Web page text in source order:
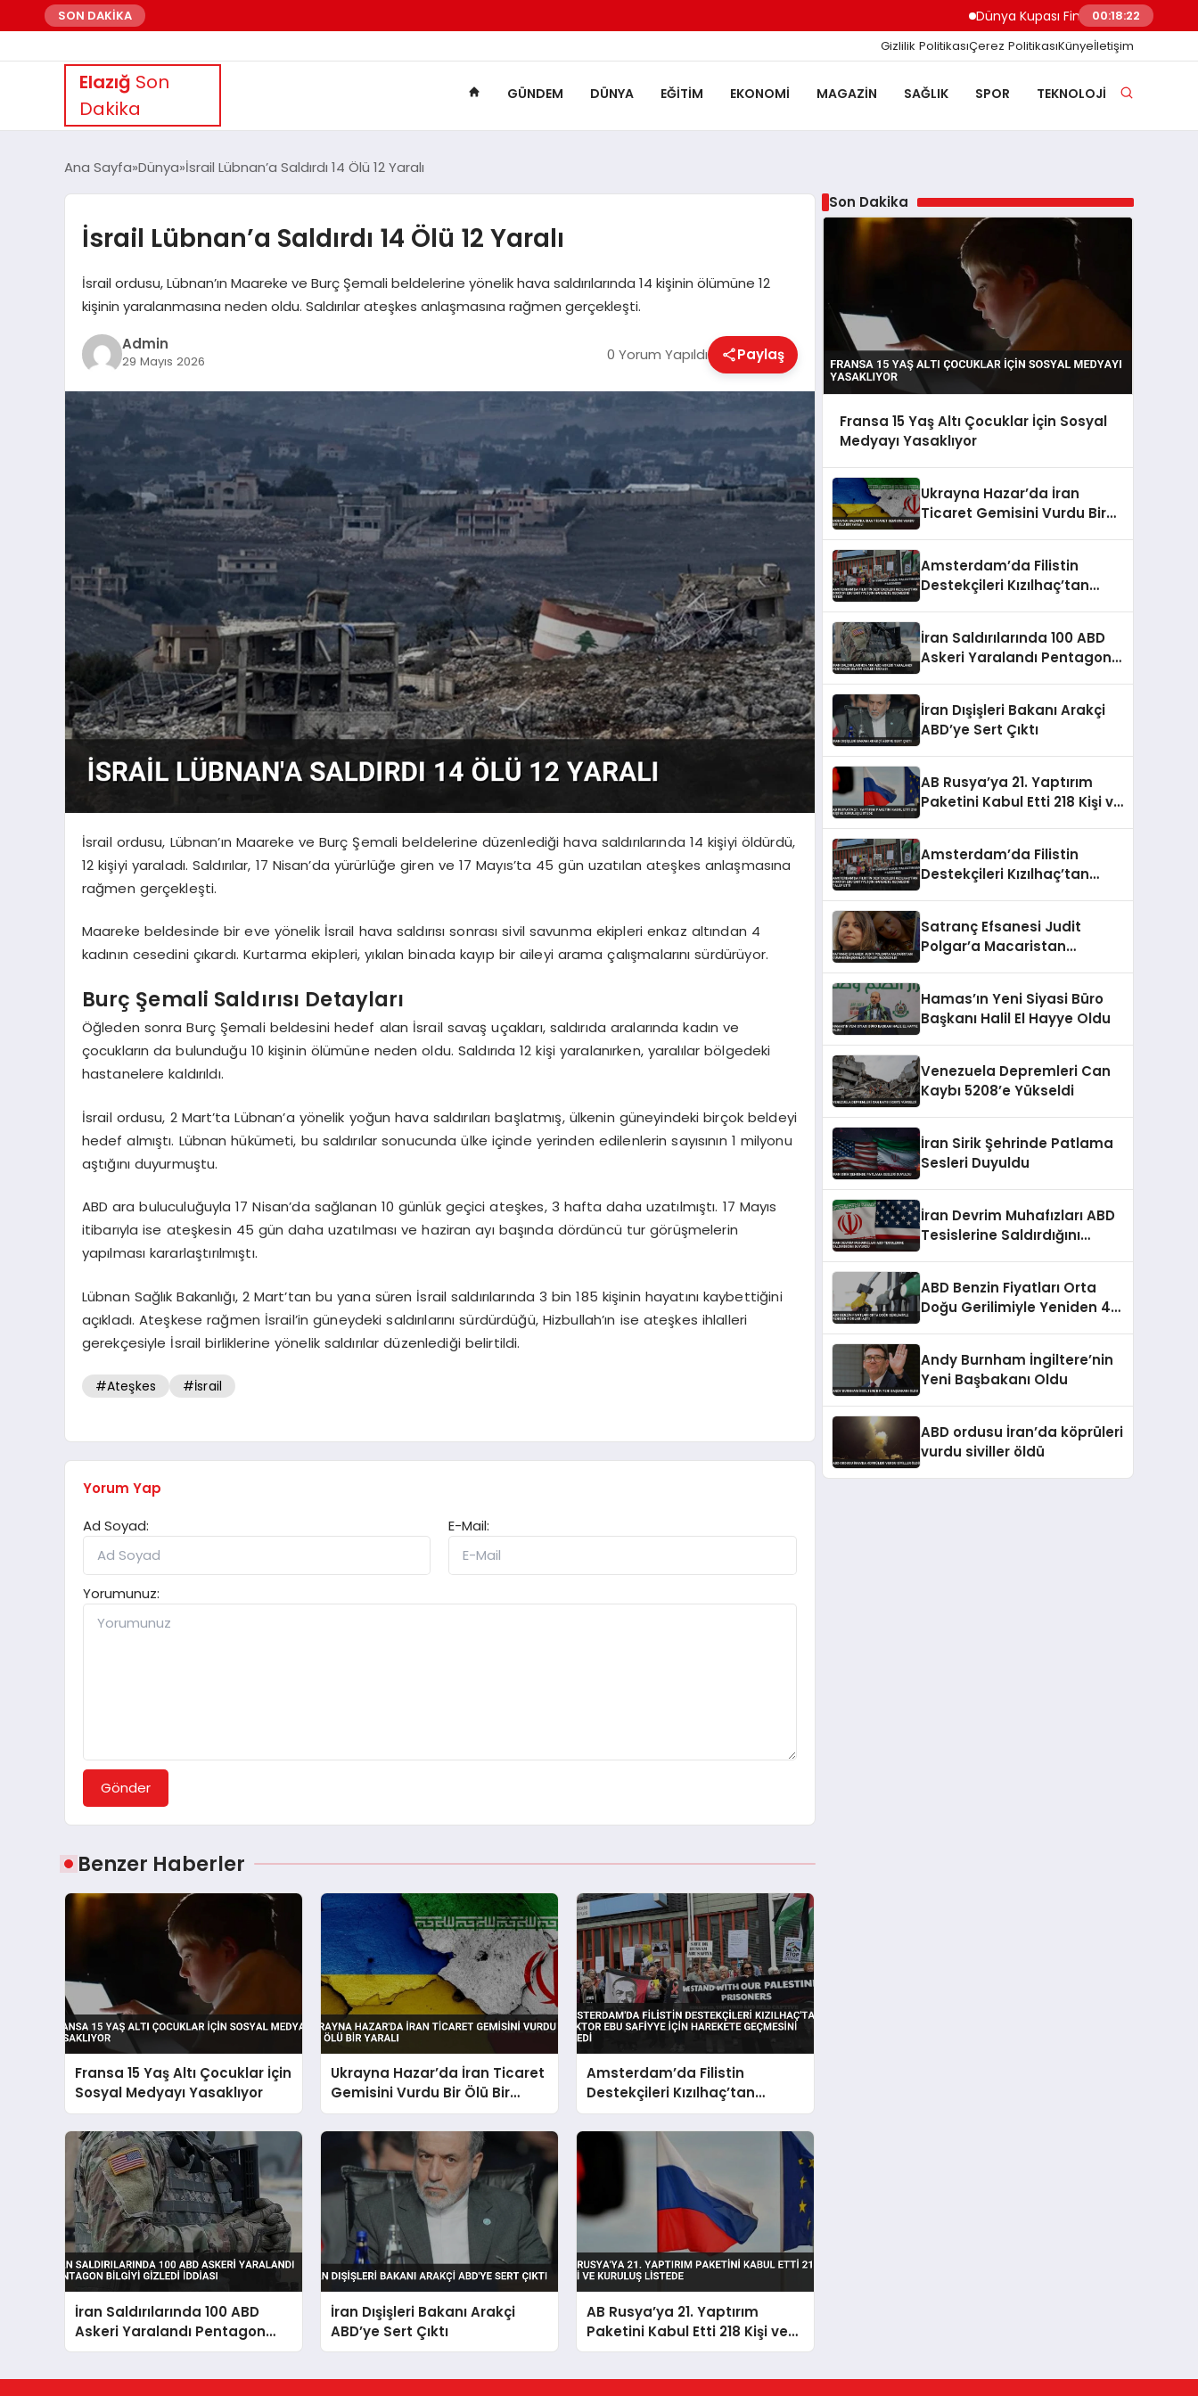
SON DAKİKA Dünya Kupası Finali Öncesi Yasa Dışı
00:18:23
Gizlilik PolitikasıÇerez PolitikasıKünyeİletişim
Elazığ Son
Dakika
GÜNDEM DÜNYA EĞITIM EKONOMI MAGAZIN SAĞLIK SPOR TEKNOLOJI
Ana Sayfa Dünya İsrail Lübnan’a Saldırdı 14 Ölü 12 Yaralı
İsrail Lübnan’a Saldırdı 14 Ölü 12 Yaralı
İsrail ordusu, Lübnan’ın Maareke ve Burç Şemali beldelerine yönelik hava saldırılarında 14 kişinin ölümüne 12
kişinin yaralanmasına neden oldu. Saldırılar ateşkes anlaşmasına rağmen gerçekleşti.
Admin
29 Mayıs 2026 0 Yorum Yapıldı Paylaş
İsrail ordusu, Lübnan’ın Maareke ve Burç Şemali beldelerine düzenlediği hava saldırılarında 14 kişiyi öldürdü,
12 kişiyi yaraladı. Saldırılar, 17 Nisan’da yürürlüğe giren ve 17 Mayıs’ta 45 gün uzatılan ateşkes anlaşmasına
rağmen gerçekleşti.
Maareke beldesinde bir eve yönelik İsrail hava saldırısı sonrası sivil savunma ekipleri enkaz altından 4
kadının cesedini çıkardı. Kurtarma ekipleri, yıkılan binada kayıp bir aileyi arama çalışmalarını sürdürüyor.
Burç Şemali Saldırısı Detayları
Öğleden sonra Burç Şemali beldesini hedef alan İsrail savaş uçakları, saldırıda aralarında kadın ve
çocukların da bulunduğu 10 kişinin ölümüne neden oldu. Saldırıda 12 kişi yaralanırken, yaralılar bölgedeki
hastanelere kaldırıldı.
İsrail ordusu, 2 Mart’ta Lübnan’a yönelik yoğun hava saldırıları başlatmış, ülkenin güneyindeki birçok beldeyi
hedef almıştı. Lübnan hükümeti, bu saldırılar sonucunda ülke içinde yerinden edilenlerin sayısının 1 milyonu
aştığını duyurmuştu.
ABD ara buluculuğuyla 17 Nisan’da sağlanan 10 günlük geçici ateşkes, 3 hafta daha uzatılmıştı. 17 Mayıs
itibarıyla ise ateşkesin 45 gün daha uzatılması ve haziran ayı başında dördüncü tur görüşmelerin
yapılması kararlaştırılmıştı.
Lübnan Sağlık Bakanlığı, 2 Mart’tan bu yana süren İsrail saldırılarında 3 bin 185 kişinin hayatını kaybettiğini
açıkladı. Ateşkese rağmen İsrail’in güneydeki saldırılarını sürdürdüğü, Hizbullah’ın ise ateşkes ihlalleri
gerekçesiyle İsrail birliklerine yönelik saldırılar düzenlediği belirtildi.
#Ateşkes #İsrail
Yorum Yap
Ad Soyad:
E-Mail:
Yorumunuz:
Gönder
Benzer Haberler
Fransa 15 Yaş Altı Çocuklar İçin
Sosyal Medyayı Yasaklıyor
Ukrayna Hazar’da İran Ticaret
Gemisini Vurdu Bir Ölü Bir
Yaralı
Amsterdam’da Filistin
Destekçileri Kızılhaç’tan
Doktor Ebu Safiyye İçin
Harekete Geçmesini İstedi
İran Saldırılarında 100 ABD
Askeri Yaralandı Pentagon
Bilgiyi Gizledi İddiası
İran Dışişleri Bakanı Arakçi
ABD’ye Sert Çıktı
AB Rusya’ya 21. Yaptırım
Paketini Kabul Etti 218 Kişi ve
Kuruluş Listede
Son Dakika
Fransa 15 Yaş Altı Çocuklar İçin Sosyal
Medyayı Yasaklıyor
Ukrayna Hazar’da İran
Ticaret Gemisini Vurdu Bir
Amsterdam’da Filistin
Destekçileri Kızılhaç’tan
İran Saldırılarında 100 ABD
Askeri Yaralandı Pentagon
İran Dışişleri Bakanı Arakçi
ABD’ye Sert Çıktı
AB Rusya’ya 21. Yaptırım
Paketini Kabul Etti 218 Kişi ve
Amsterdam’da Filistin
Destekçileri Kızılhaç’tan
Etti
Satranç Efsanesi Judit
Polgar’a Macaristan
Hamas’ın Yeni Siyasi Büro
Başkanı Halil El Hayye Oldu
Venezuela Depremleri Can
Kaybı 5208’e Yükseldi
İran Sirik Şehrinde Patlama
Sesleri Duyuldu
İran Devrim Muhafızları ABD
Tesislerine Saldırdığını
ABD Benzin Fiyatları Orta
Doğu Gerilimiyle Yeniden 4
Andy Burnham İngiltere’nin
Yeni Başbakanı Oldu
ABD ordusu İran’da köprüleri
vurdu siviller öldü